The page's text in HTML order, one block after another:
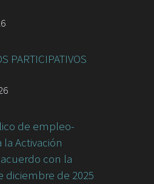
PARTICIPATIVOS
de empleo-
Activación
con la
diciembre de 2025